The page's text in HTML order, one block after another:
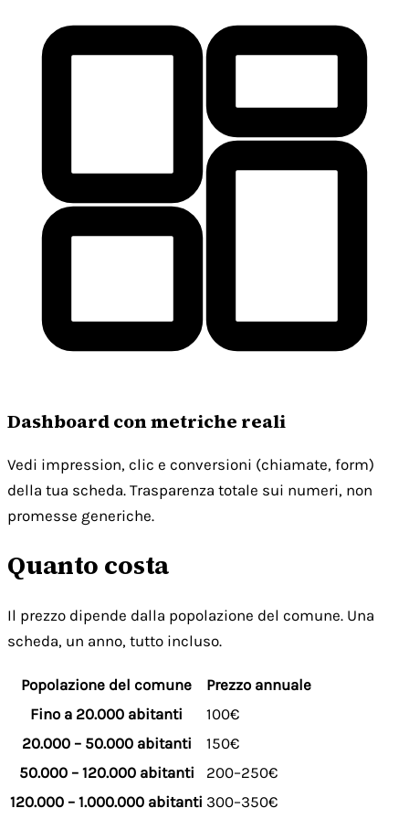
Dashboard con metriche reali
Vedi impression, clic e conversioni (chiamate, form)
della tua scheda. Trasparenza totale sui numeri, non
promesse generiche.
Quanto costa
Il prezzo dipende dalla popolazione del comune. Una
scheda, un anno, tutto incluso.
Popolazione del comune
Prezzo annuale
Fino a 20.000 abitanti
100€
20.000 – 50.000 abitanti
150€
50.000 – 120.000 abitanti
200–250€
120.000 – 1.000.000 abitanti 300–350€